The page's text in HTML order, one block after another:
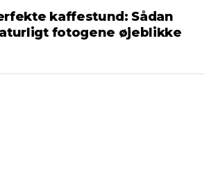
kaffestund: Sådan
fotogene øjeblikke